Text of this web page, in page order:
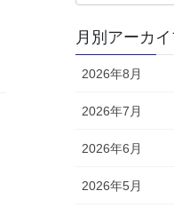
月別アーカ
2026年8月
2026年7月
2026年6月
2026年5月